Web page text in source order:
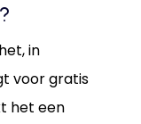
in
voor gratis
het een